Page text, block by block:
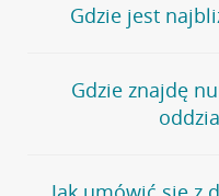
Gdzie jest
Jeśli szukasz oddziału
stronęPlacówki i
wygodna wyszukiwarka.
oddziałów
Gdzie znajdę
Bank Credit Agricole nie